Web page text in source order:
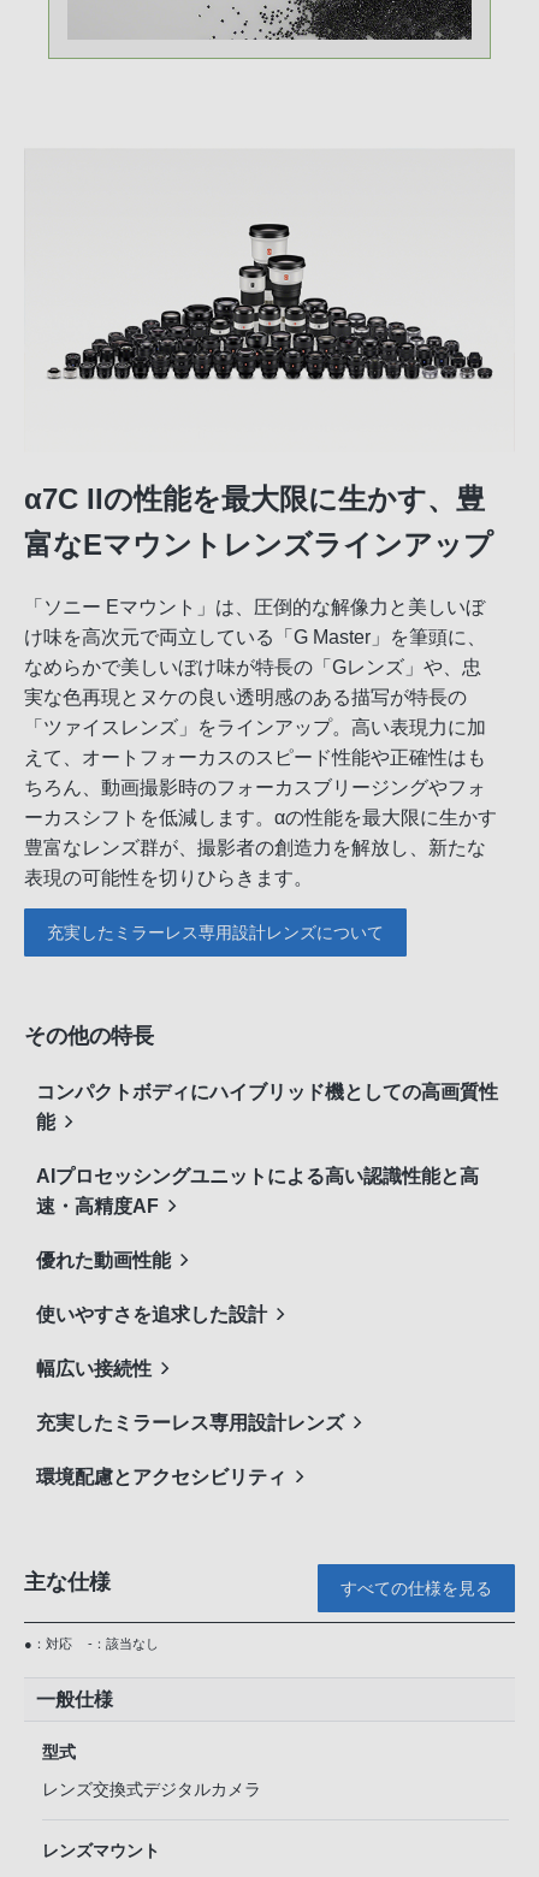
α7C IIの性能を最大限に生かす、豊
富なEマウントレンズラインアップ
「ソニー Eマウント」は、圧倒的な解像力と美しいぼ
け味を高次元で両立している「G Master」を筆頭に、
なめらかで美しいぼけ味が特長の「Gレンズ」や、忠
実な色再現とヌケの良い透明感のある描写が特長の
「ツァイスレンズ」をラインアップ。高い表現力に加
えて、オートフォーカスのスピード性能や正確性はも
ちろん、動画撮影時のフォーカスブリージングやフォ
ーカスシフトを低減します。αの性能を最大限に生かす
豊富なレンズ群が、撮影者の創造力を解放し、新たな
表現の可能性を切りひらきます。
充実したミラーレス専用設計レンズについて
その他の特長
コンパクトボディにハイブリッド機としての高画質性
能
AIプロセッシングユニットによる高い認識性能と高
速・高精度AF
優れた動画性能
使いやすさを追求した設計
幅広い接続性
充実したミラーレス専用設計レンズ
環境配慮とアクセシビリティ
主な仕様 すべての仕様を見る
●：対応 -：該当なし
一般仕様
型式
レンズ交換式デジタルカメラ
レンズマウント